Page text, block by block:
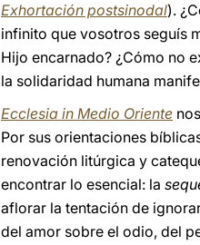
Exhortación postsinodal).
infinito que vosotros seguís
Hijo encarnado? ¿Cómo no
la solidaridad humana
Ecclesia in Medio Oriente
Por sus orientaciones
renovación litúrgica y
encontrar lo esencial: la
aflorar la tentación de
del amor sobre el odio, del